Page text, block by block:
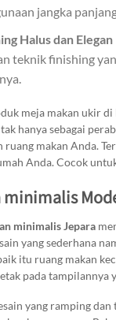
jangka
Halus dan Elegan
teknik finishing
meja makan ukir
hanya sebagai
ruang makan Anda.
Anda. Cocok
minimalis
minimalis Jepara
yang sederhana
itu ruang makan
pada tampilannya
yang ramping